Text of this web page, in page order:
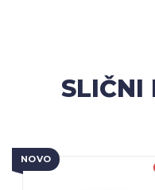
SLIČNI
NOVO